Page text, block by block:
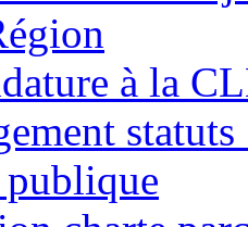
à la
publique